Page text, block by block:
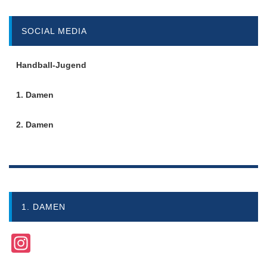
SOCIAL MEDIA
Handball-Jugend
1. Damen
2. Damen
1. DAMEN